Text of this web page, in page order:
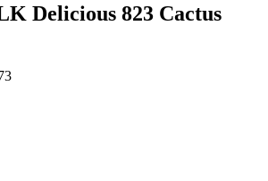
Delicious 823 Cactus